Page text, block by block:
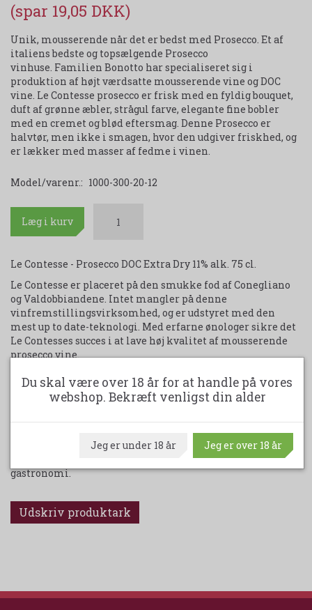
(spar 19,05 DKK)
Unik, mousserende når det er bedst med Prosecco. Et af
italiens bedste og topsælgende Prosecco
vinhuse. Familien Bonotto har specialiseret sig i
produktion af højt værdsatte mousserende vine og DOC
vine. Le Contesse prosecco er frisk med en fyldig bouquet,
duft af grønne æbler, strågul farve, elegante fine bobler
med en cremet og blød eftersmag. Denne Prosecco er
halvtør, men ikke i smagen, hvor den udgiver friskhed, og
er lækker med masser af fedme i vinen.
Model/varenr.: 1000-300-20-12
Læg i kurv
Le Contesse - Prosecco DOC Extra Dry 11% alk. 75 cl.
Le Contesse er placeret på den smukke fod af Conegliano
og Valdobbiandene. Intet mangler på denne
vinfremstillingsvirksomhed, og er udstyret med den
mest up to date-teknologi. Med erfarne ønologer sikre det
Le Contesses succes i at lave høj kvalitet af mousserende
prosecco vine.
Prosecco-druen ses stort set kun dyrket i Norditalien, men
det må tilskrives sortens tendens til at modne ret sent (og
dermed risikere at blive udsat for hagl eller frost), som
druen. Prosecco kendetegnes ved dens elegance og sprøde
frugt, som munder ud i et delikat "bid" af mandel, som gør
vinen fantastisk velegnet til at ledsage en bred vifte af
gastronomi.
Udskriv produktark
Du skal være over 18 år for at handle på vores
webshop. Bekræft venligst din alder
Jeg er under 18 år Jeg er over 18 år